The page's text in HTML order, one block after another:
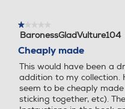
★★★★★
★★★★★
1
5
stelle.
BaronessGladVulture104
Cheaply made
This would have been a
addition to my collection.
seem to be cheaply
sticking together, etc).